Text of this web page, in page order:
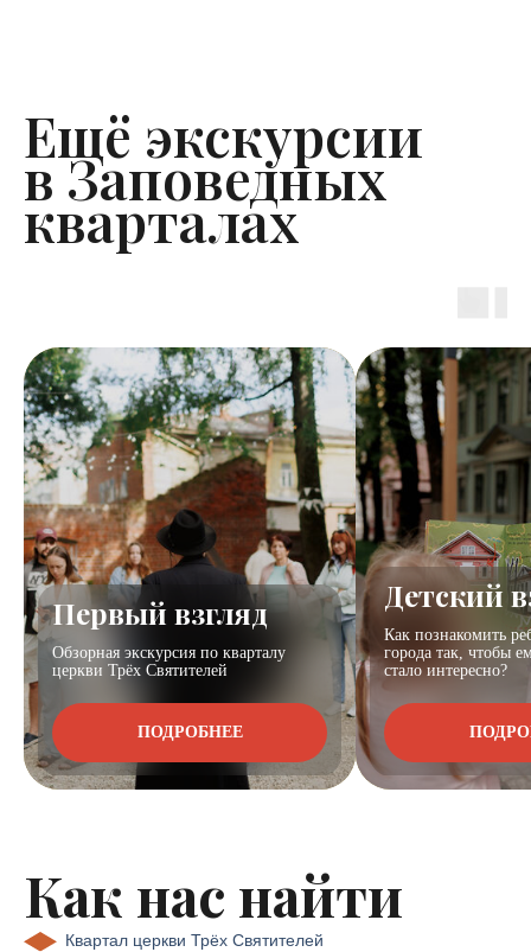
Ещё экскурсии
в Заповедных
кварталах
Первый взгляд
Обзорная экскурсия по кварталу
церкви Трёх Святителей
ПОДРОБНЕЕ
Детский
Как познакомить
города так, чтобы
стало интересно?
Как нас найти
Квартал церкви Трёх Святителей